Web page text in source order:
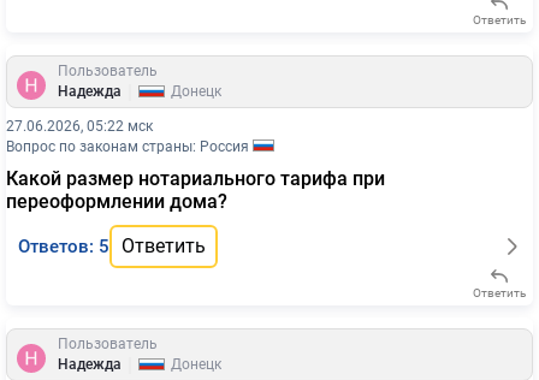
Ответить
Пользователь
Надежда
Донецк
27.06.2026, 05:22 мск
Вопрос по законам страны: Россия
Какой размер нотариального тарифа при
переоформлении дома?
Ответов: 5 Ответить
Ответить
Пользователь
Надежда
Донецк